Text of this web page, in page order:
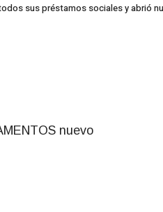
sus préstamos sociales y abrió